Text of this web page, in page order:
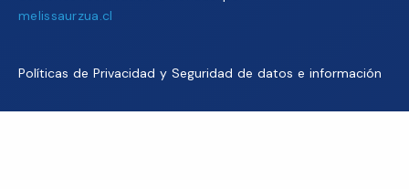
melissaurzua.cl
Políticas de Privacidad y Seguridad de datos e información